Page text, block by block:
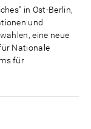
in Ost-Berlin,
und
eine neue
Nationale
für